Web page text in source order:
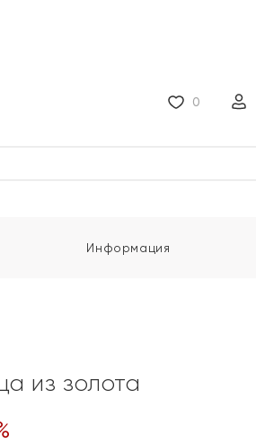
0
Информация
из золота